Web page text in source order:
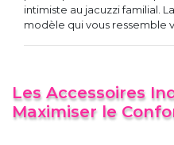
intimiste au jacuzzi familial.
modèle qui vous ressemble
Les Accessoires
Maximiser le